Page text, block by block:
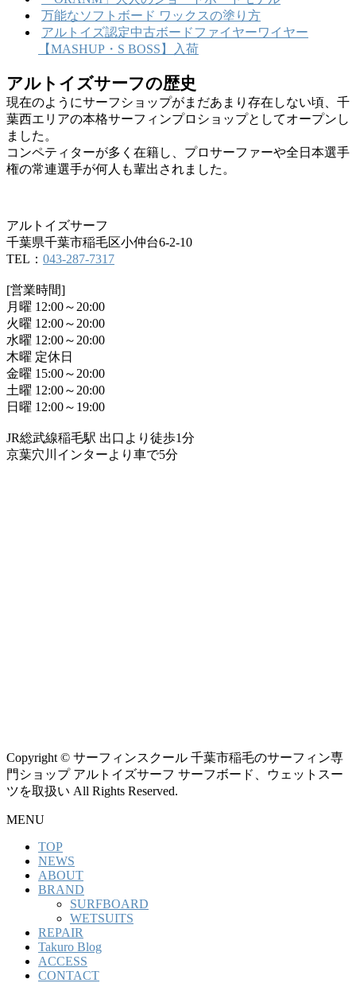
万能なソフトボード ワックスの塗り方
アルトイズ認定中古ボードファイヤーワイヤー
【MASHUP・S BOSS】入荷
アルトイズサーフの歴史
現在のようにサーフショップがまだあまり存在しない頃、千
葉西エリアの本格サーフィンプロショップとしてオープンし
ました。
コンペティターが多く在籍し、プロサーファーや全日本選手
権の常連選手が何人も輩出されました。
アルトイズサーフ
千葉県千葉市稲毛区小仲台6-2-10
TEL： 043-287-7317
[営業時間]
月曜 12:00～20:00
火曜 12:00～20:00
水曜 12:00～20:00
木曜 定休日
金曜 15:00～20:00
土曜 12:00～20:00
日曜 12:00～19:00
JR総武線稲毛駅 出口より徒歩1分
京葉穴川インターより車で5分
Copyright © サーフィンスクール 千葉市稲毛のサーフィン専
門ショップ アルトイズサーフ サーフボード、ウェットスー
ツを取扱い All Rights Reserved.
MENU
TOP
NEWS
ABOUT
BRAND
SURFBOARD
WETSUITS
REPAIR
Takuro Blog
ACCESS
CONTACT